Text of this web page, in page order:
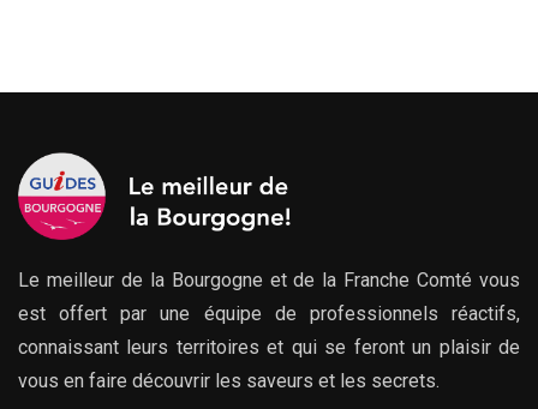
Le meilleur de la Bourgogne et de la Franche Comté vous
est offert par une équipe de professionnels réactifs,
connaissant leurs territoires et qui se feront un plaisir de
vous en faire découvrir les saveurs et les secrets.